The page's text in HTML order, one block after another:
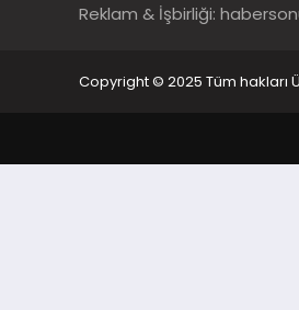
Reklam & İşbirliği:
Copyright © 2025 Tüm hakları